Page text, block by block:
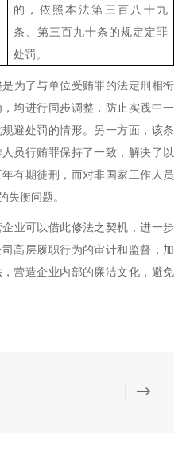
的，依照本法第三百八十九
条、第三百九十条的规定定罪
处罚。
为了与单位受贿罪的法定刑相衔
均进行同步调整，防止实践中一
避处罚的情形。另一方面，该条
员行贿罪保持了一致，解决了以
有期徒刑，而对非国家工作人员
失衡问题。
业可以借此修法之契机，进一步
高层履职行为的审计和监督，加
营造企业内部的廉洁文化，避免